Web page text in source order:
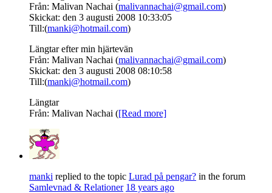
Från: Malivan Nachai (malivannachai@gmail.com)
Skickat: den 3 augusti 2008 10:33:05
Till:(manki@hotmail.com)
Från: Malivan Nachai (malivannachai@gmail.com)
Skickat: den 3 augusti 2008 08:10:58
Till:(manki@hotmail.com)
Från: Malivan Nachai ([Read more]
manki replied to the topic Lurad på pengar? in the forum
Samlevnad & Relationer 18 years ago